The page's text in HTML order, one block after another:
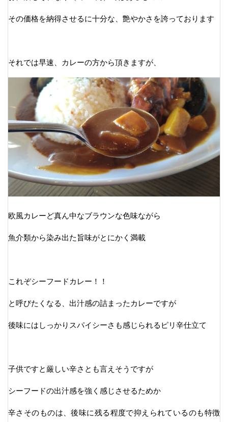
その価格を納得させるに十分な、艶やかさを誇っております
それでは早速、カレーの方から頂きますが、
欧風カレーど真ん中なブラウンな色味ながら
魚介類から染み出た旨味がとにかく満載
これぞシーフードカレー！！
と呼びたくなる、出汁感の詰まったカレーですが
後味にはしっかりスパイシーさも感じられるピリ辛仕立て
子供ですと厳しい辛さとも言えそうですが
シーフードの出汁感を強く感じさせるためか
辛さそのものは、後味に残る程度で抑えられているのも特徴